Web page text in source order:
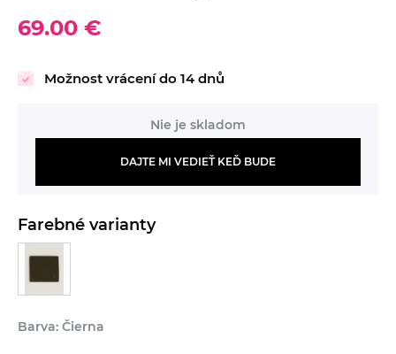
69.00 €
Možnost vrácení do 14 dnů
Nie je skladom
DAJTE MI VEDIEŤ KEĎ BUDE
Farebné varianty
Barva: Čierna